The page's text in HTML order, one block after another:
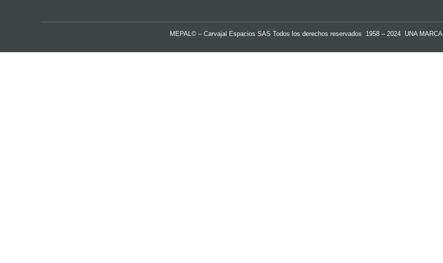
MEPAL© – Carvajal Espacios SAS Todos los derechos reservados 1958 – 2024 UNA MARCA